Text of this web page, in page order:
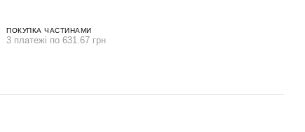
ПОКУПКА ЧАСТИНАМИ
3 платежі по 631.67 грн